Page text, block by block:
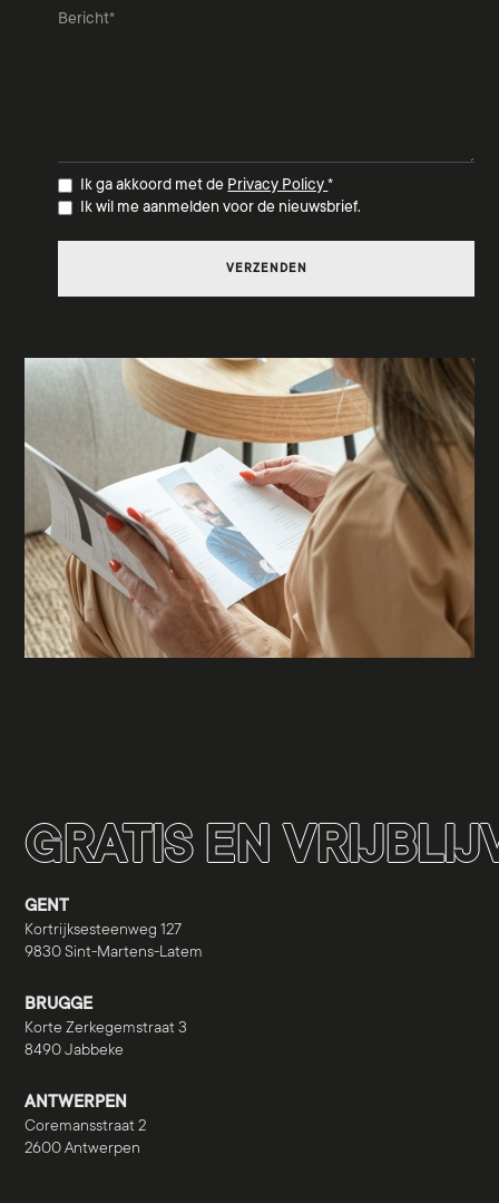
Ik ga akkoord met de Privacy Policy*
Ik wil me aanmelden voor de nieuwsbrief.
GRATIS EN
GENT
Kortrijksesteenweg 127
9830 Sint-Martens-Latem
BRUGGE
Korte Zerkegemstraat 3
8490 Jabbeke
ANTWERPEN
Coremansstraat 2
2600 Antwerpen